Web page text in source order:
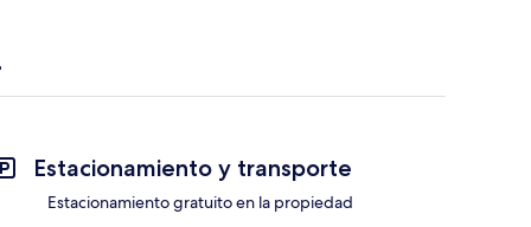
Estacionamiento y transporte
Estacionamiento gratuito en la propiedad